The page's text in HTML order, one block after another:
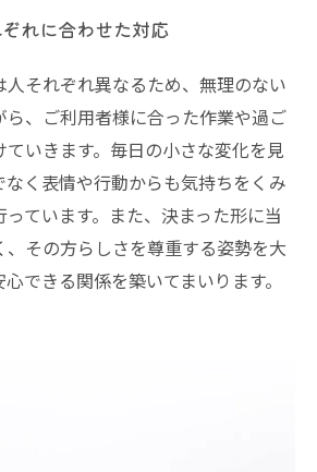
れに合わせた対応
それぞれ異なるため、無理のない
ら、ご利用者様に合った作業や過ご
ていきます。毎日の小さな変化を見
く表情や行動からも気持ちをくみ
ています。また、決まった形に当
その方らしさを尊重する姿勢を大
できる関係を築いてまいります。